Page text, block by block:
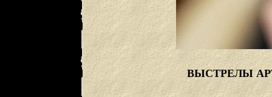
ВЫСТРЕЛЫ